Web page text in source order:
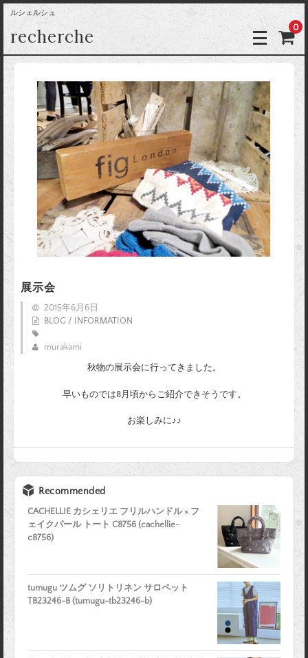
ルシェルシュ
recherche 0
展示会
2015年6月6日
BLOG / INFORMATION
murakami
秋物の展示会に行ってきました。
早いものでは8月頃からご紹介できそうです。
お楽しみに♪♪
Recommended
CACHELLIE カシェリエ フリルハンドル × フ
ェイクパール トート C8756 (cachellie-
c8756)
tumugu ツムグ ソリトリネン サロペット
TB23246-B (tumugu-tb23246-b)